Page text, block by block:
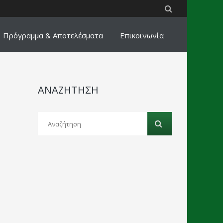
Πρόγραμμα & Αποτελέσματα Επικοινωνία
ΑΝΑΖΗΤΗΣΗ